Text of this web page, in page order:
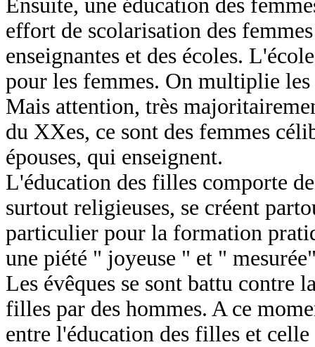
Ensuite, une éducation des
effort de scolarisation des
enseignantes et des écoles.
pour les femmes. On multiplie
Mais attention, très
du XXes, ce sont des femmes
épouses, qui enseignent.
L'éducation des filles comporte
surtout religieuses, se créent
particulier pour la formation
une piété " joyeuse " et "
Les évêques se sont battu contre
filles par des hommes. A ce
entre l'éducation des filles et celle